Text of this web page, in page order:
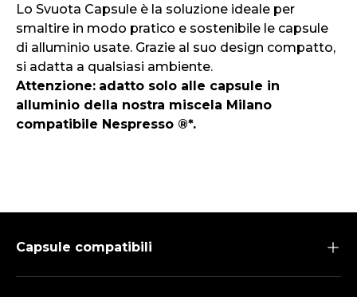
Lo Svuota Capsule è la soluzione ideale per
smaltire in modo pratico e sostenibile le capsule
di alluminio usate. Grazie al suo design compatto,
si adatta a qualsiasi ambiente.
Attenzione: adatto solo alle capsule in
alluminio della nostra miscela Milano
compatibile Nespresso ®*.
Capsule compatibili